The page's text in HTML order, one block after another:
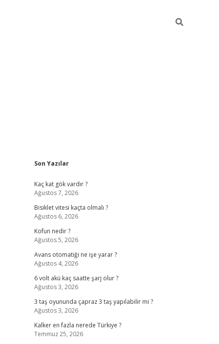
Sidebar
Son Yazılar
Kaç kat gök vardır ?
Ağustos 7, 2026
Bisiklet vitesi kaçta olmalı ?
Ağustos 6, 2026
Kofun nedir ?
Ağustos 5, 2026
Avans otomatiği ne işe yarar ?
Ağustos 4, 2026
6 volt akü kaç saatte şarj olur ?
Ağustos 3, 2026
3 taş oyununda çapraz 3 taş yapılabilir mi ?
Ağustos 3, 2026
Kalker en fazla nerede Türkiye ?
Temmuz 25, 2026